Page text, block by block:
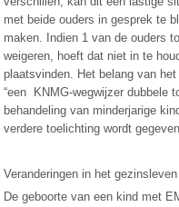
met beide ouders in gesprek te
maken. Indien 1 van de ouders
weigeren, hoeft dat niet in te
plaatsvinden. Het belang van
“een KNMG-wegwijzer dubbele
behandeling van minderjarige
verdere toelichting wordt
Veranderingen in het gezinsleven
De geboorte van een kind met